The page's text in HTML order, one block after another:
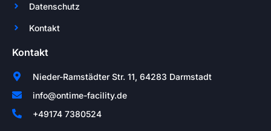
Datenschutz
Kontakt
Kontakt
Nieder-Ramstädter Str. 11, 64283 Darmstadt
info@ontime-facility.de
+49174 7380524